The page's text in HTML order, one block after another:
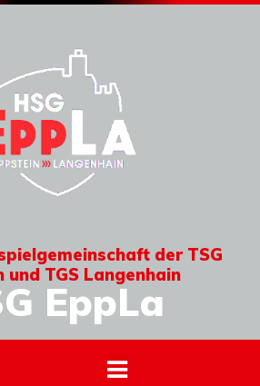
der TSG
und TGS Langenhain
EppLa